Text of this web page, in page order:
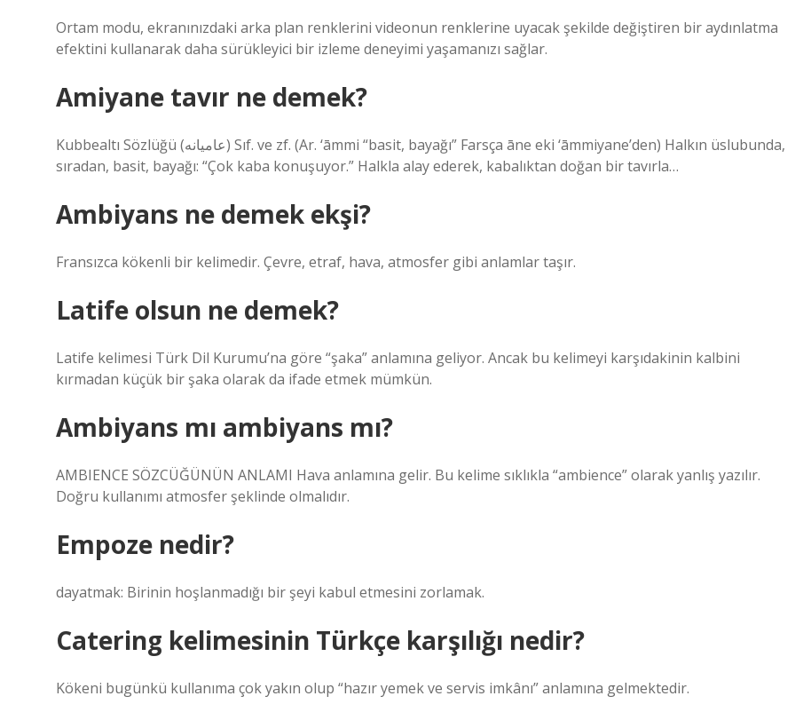
Ortam modu, ekranınızdaki arka plan renklerini videonun renklerine uyacak şekilde değiştiren bir aydınlatma
efektini kullanarak daha sürükleyici bir izleme deneyimi yaşamanızı sağlar.
Amiyane tavır ne demek?
Kubbealtı Sözlüğü (ﻋﺎﻣﻴﺎﻧﻪ) Sıf. ve zf. (Ar. ‘āmmі “basit, bayağı” Farsça āne eki ‘āmmiyane’den) Halkın üslubunda,
sıradan, basit, bayağı: “Çok kaba konuşuyor.” Halkla alay ederek, kabalıktan doğan bir tavırla…
Ambiyans ne demek ekşi?
Fransızca kökenli bir kelimedir. Çevre, etraf, hava, atmosfer gibi anlamlar taşır.
Latife olsun ne demek?
Latife kelimesi Türk Dil Kurumu’na göre “şaka” anlamına geliyor. Ancak bu kelimeyi karşıdakinin kalbini
kırmadan küçük bir şaka olarak da ifade etmek mümkün.
Ambiyans mı ambiyans mı?
AMBIENCE SÖZCÜĞÜNÜN ANLAMI Hava anlamına gelir. Bu kelime sıklıkla “ambience” olarak yanlış yazılır.
Doğru kullanımı atmosfer şeklinde olmalıdır.
Empoze nedir?
dayatmak: Birinin hoşlanmadığı bir şeyi kabul etmesini zorlamak.
Catering kelimesinin Türkçe karşılığı nedir?
Kökeni bugünkü kullanıma çok yakın olup “hazır yemek ve servis imkânı” anlamına gelmektedir.